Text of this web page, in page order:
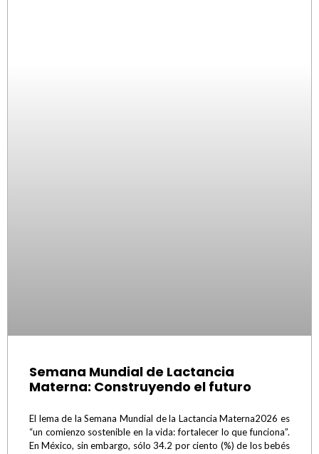
Semana Mundial de Lactancia
Materna: Construyendo el futuro
El lema de la Semana Mundial de la Lactancia Materna2026 es
“un comienzo sostenible en la vida: fortalecer lo que funciona”.
En México, sin embargo, sólo 34.2 por ciento (%) de los bebés